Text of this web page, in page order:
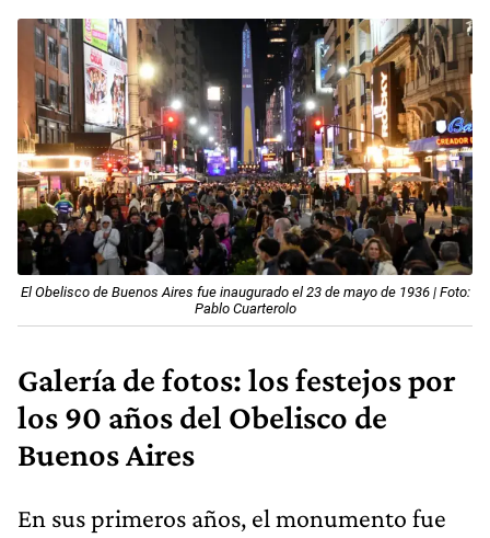
El Obelisco de Buenos Aires fue inaugurado el 23 de mayo de 1936 | Foto:
Pablo Cuarterolo
Galería de fotos: los festejos por
los 90 años del Obelisco de
Buenos Aires
En sus primeros años, el monumento fue